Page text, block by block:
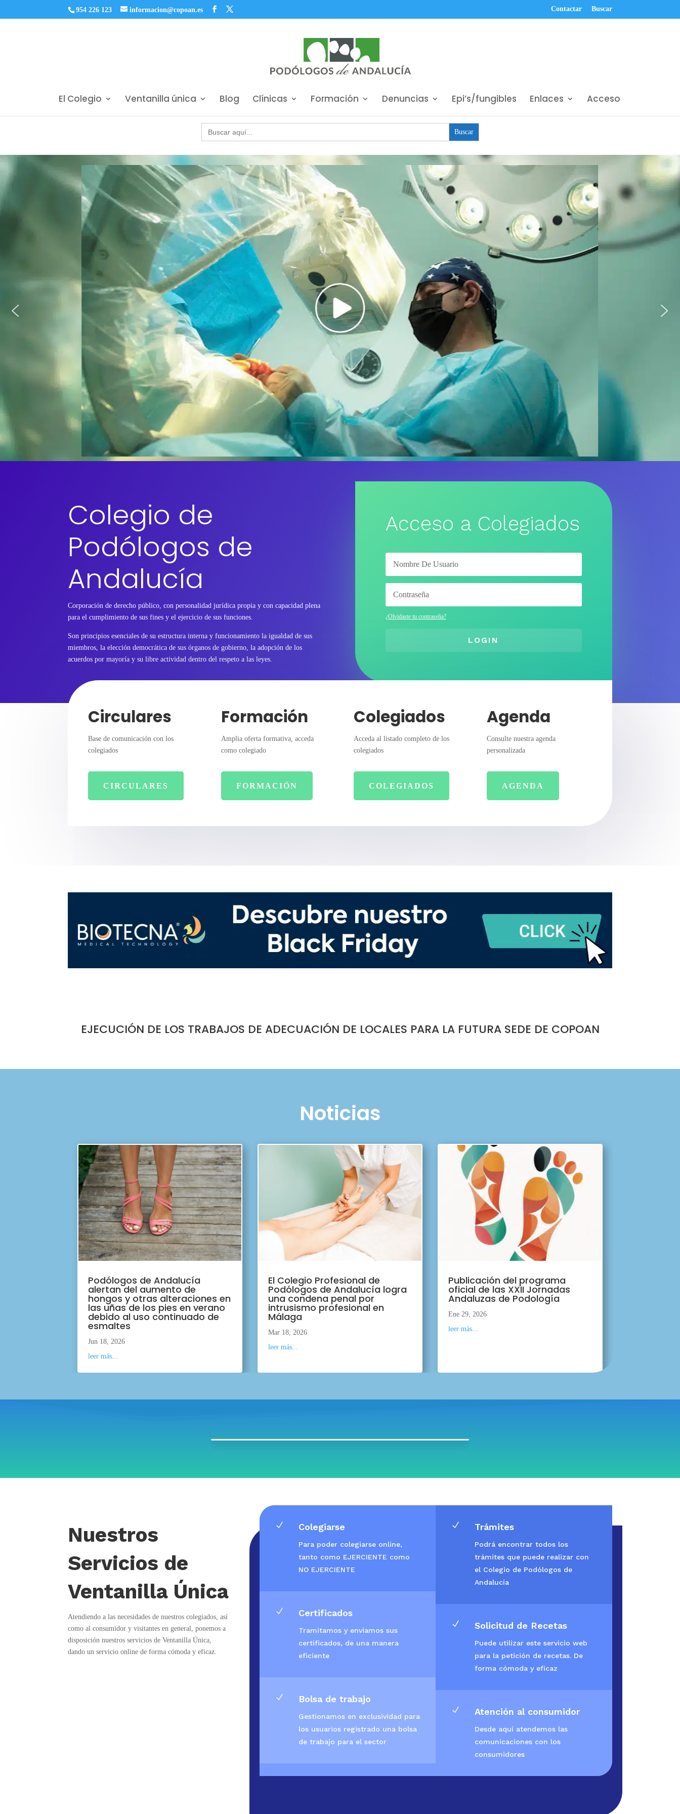
954 226 123 informacion@copoan.es Contactar Buscar
El Colegio Ventanilla única Blog Clínicas Formación Denuncias Epi’s/fungibles Enlaces Acceso
Buscar:
Colegio de
Podólogos de
Andalucía
Corporación de derecho público, con personalidad jurídica propia y con capacidad plena
para el cumplimiento de sus fines y el ejercicio de sus funciones.
Son principios esenciales de su estructura interna y funcionamiento la igualdad de sus
miembros, la elección democrática de sus órganos de gobierno, la adopción de los
acuerdos por mayoría y su libre actividad dentro del respeto a las leyes.
Acceso a Colegiados
¿Olvidaste tu contraseña?
LOGIN
Circulares
Base de comunicación con los
colegiados
CIRCULARES
Formación
Amplia oferta formativa, acceda
como colegiado
FORMACIÓN
Colegiados
Acceda al listado completo de los
colegiados
COLEGIADOS
Agenda
Consulte nuestra agenda
personalizada
AGENDA
EJECUCIÓN DE LOS TRABAJOS DE ADECUACIÓN DE LOCALES PARA LA FUTURA SEDE DE COPOAN
Noticias
Podólogos de Andalucía
alertan del aumento de
hongos y otras alteraciones en
las uñas de los pies en verano
debido al uso continuado de
esmaltes
Jun 18, 2026
leer más...
El Colegio Profesional de
Podólogos de Andalucía logra
una condena penal por
intrusismo profesional en
Málaga
Mar 18, 2026
leer más...
Publicación del programa
oficial de las XXII Jornadas
Andaluzas de Podología
Ene 29, 2026
leer más...
Nuestros
Servicios de
Ventanilla Única
Atendiendo a las necesidades de nuestros colegiados, así
como al consumidor y visitantes en general, ponemos a
disposición nuestros servicios de Ventanilla Única,
dando un servicio online de forma cómoda y eficaz.
N Colegiarse
Para poder colegiarse online,
tanto como EJERCIENTE como
NO EJERCIENTE
N Certificados
Tramitamos y enviamos sus
certificados, de una manera
eficiente
N Bolsa de trabajo
Gestionamos en exclusividad para
los usuarios registrado una bolsa
de trabajo para el sector
N Trámites
Podrá encontrar todos los
trámites que puede realizar con
el Colegio de Podólogos de
Andalucía
N Solicitud de Recetas
Puede utilizar este servicio web
para la petición de recetas. De
forma cómoda y eficaz
N Atención al consumidor
Desde aquí atendemos las
comunicaciones con los
consumidores